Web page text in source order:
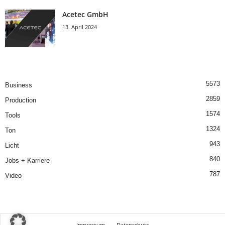
Acetec GmbH
13. April 2024
Business 5573
Production 2859
Tools 1574
Ton 1324
Licht 943
Jobs + Karriere 840
Video 787